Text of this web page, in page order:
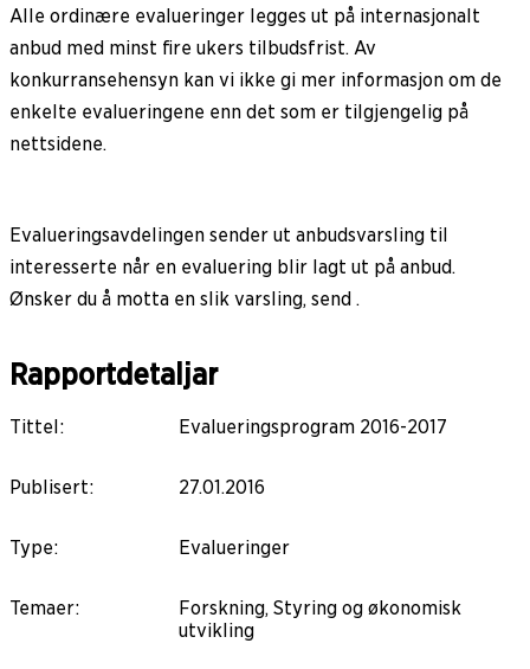
Alle ordinære evalueringer legges ut på internasjonalt
anbud med minst fire ukers tilbudsfrist. Av
konkurransehensyn kan vi ikke gi mer informasjon om de
enkelte evalueringene enn det som er tilgjengelig på
nettsidene.
Evalueringsavdelingen sender ut anbudsvarsling til
interesserte når en evaluering blir lagt ut på anbud.
Ønsker du å motta en slik varsling, send .
Rapportdetaljar
Tittel: Evalueringsprogram 2016-2017
Publisert: 27.01.2016
Type: Evalueringer
Temaer:
Forskning, Styring og økonomisk
utvikling